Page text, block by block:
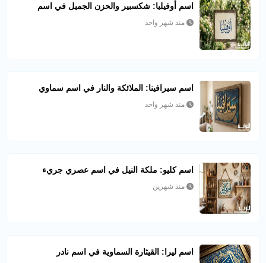
اسم أوفيليا: شكسبير والحزن الجميل في اسم
منذ شهر واحد
اسم سيرافينا: الملائكة والنار في اسم سماوي
منذ شهر واحد
اسم كليو: ملكة النيل في اسم عصري جريء
منذ شهرين
اسم ليرا: القيثارة السماوية في اسم نادر